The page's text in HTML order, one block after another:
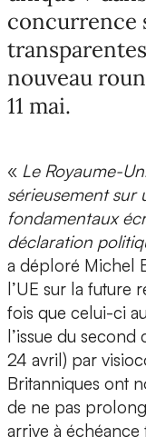
concurrence
nouveau
11 mai.
« Le Royaume-
sérieusement
fondamentaux
déclaration
a déploré Michel
l’UE sur la future
fois que celui-ci
l’issue du
24 avril) par
Britanniques ont
de ne pas
arrive à